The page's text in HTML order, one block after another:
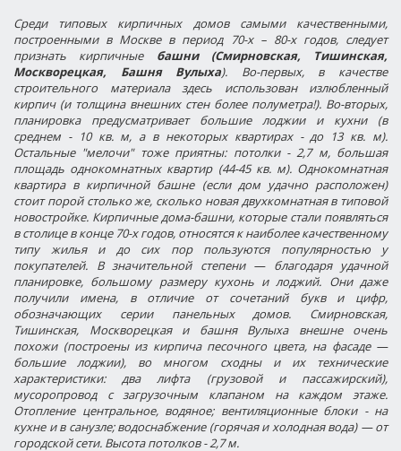
Среди типовых кирпичных домов самыми качественными,
построенными в Москве в период 70-х – 80-х годов, следует
признать кирпичные башни (Смирновская, Тишинская,
Москворецкая, Башня Вулыха). Во-первых, в качестве
строительного материала здесь использован излюбленный
кирпич (и толщина внешних стен более полуметра!). Во-вторых,
планировка предусматривает большие лоджии и кухни (в
среднем - 10 кв. м, а в некоторых квартирах - до 13 кв. м).
Остальные "мелочи" тоже приятны: потолки - 2,7 м, большая
площадь однокомнатных квартир (44-45 кв. м). Однокомнатная
квартира в кирпичной башне (если дом удачно расположен)
стоит порой столько же, сколько новая двухкомнатная в типовой
новостройке. Кирпичные дома-башни, которые стали появляться
в столице в конце 70-х годов, относятся к наиболее качественному
типу жилья и до сих пор пользуются популярностью у
покупателей. В значительной степени — благодаря удачной
планировке, большому размеру кухонь и лоджий. Они даже
получили имена, в отличие от сочетаний букв и цифр,
обозначающих серии панельных домов. Смирновская,
Тишинская, Москворецкая и башня Вулыха внешне очень
похожи (построены из кирпича песочного цвета, на фасаде —
большие лоджии), во многом сходны и их технические
характеристики: два лифта (грузовой и пассажирский),
мусоропровод с загрузочным клапаном на каждом этаже.
Отопление центральное, водяное; вентиляционные блоки - на
кухне и в санузле; водоснабжение (горячая и холодная вода) — от
городской сети. Высота потолков - 2,7 м.